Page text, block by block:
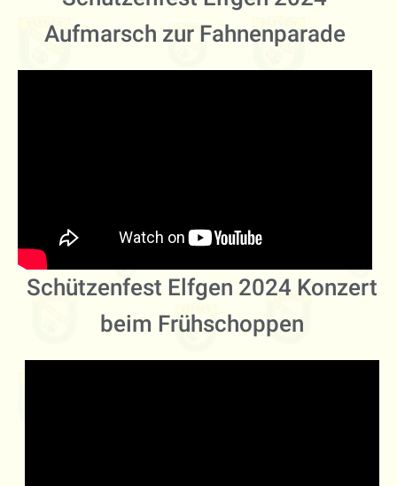
Aufmarsch zur Fahnenparade
Schützenfest Elfgen 2024 Konzert
beim Frühschoppen